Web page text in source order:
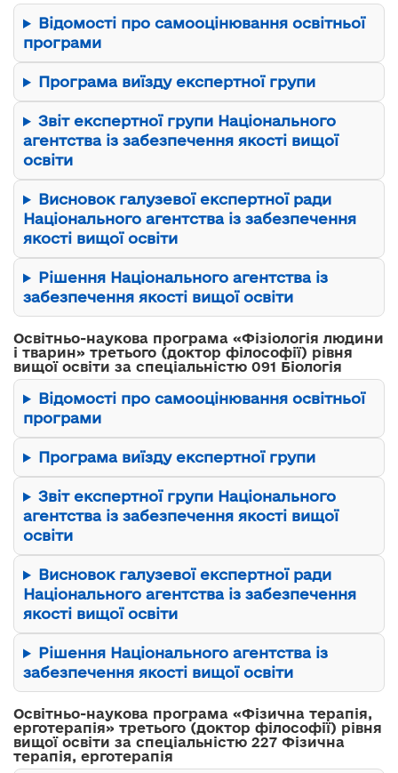
Відомості про самооцінювання освітньої
програми
Програма виїзду експертної групи
Звіт експертної групи Національного
агентства із забезпечення якості вищої
освіти
Висновок галузевої експертної ради
Національного агентства із забезпечення
якості вищої освіти
Рішення Національного агентства із
забезпечення якості вищої освіти
Освітньо-наукова програма «Фізіологія людини
і тварин» третього (доктор філософії) рівня
вищої освіти за спеціальністю 091 Біологія
Відомості про самооцінювання освітньої
програми
Програма виїзду експертної групи
Звіт експертної групи Національного
агентства із забезпечення якості вищої
освіти
Висновок галузевої експертної ради
Національного агентства із забезпечення
якості вищої освіти
Рішення Національного агентства із
забезпечення якості вищої освіти
Освітньо-наукова програма «Фізична терапія,
ерготерапія» третього (доктор філософії) рівня
вищої освіти за спеціальністю 227 Фізична
терапія, ерготерапія